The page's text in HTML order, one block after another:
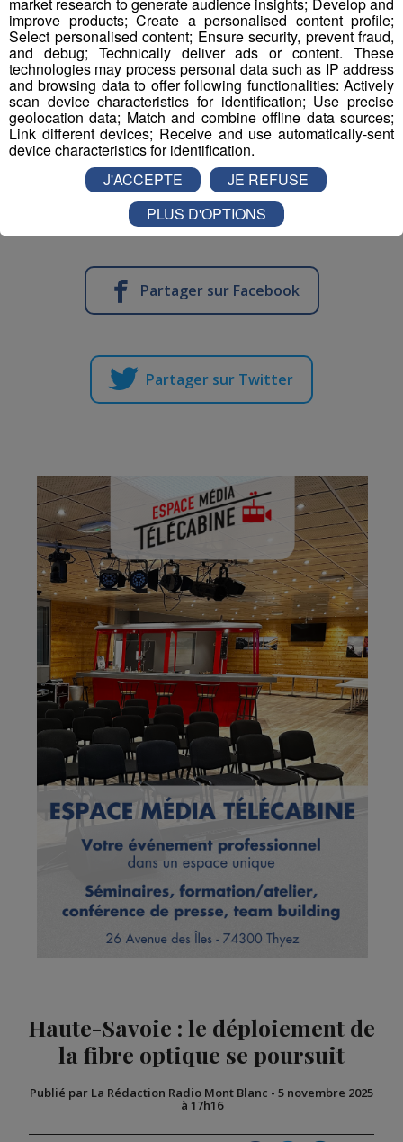
olympique : c'est en effet elle qui avait accueilli les Jeux
en 1992. 34 ans plus tard, Albertville se retrouvera donc
à nouveau sous le signe olympique.
Les instances olympiques en profiteront pour
transmettre officiellement le drapeau aux cinq anneaux
aux régions Auvergne-Rhône-Alpes et PACA qui
organiseront les Jeux olympiques et paralympiques
d'hiver en 2030. Cela symbolisera le passage de relais
entre Milan-Cortina et les Alpes françaises.
Partager sur Facebook
Partager sur Twitter
Haute-Savoie : le déploiement de
la fibre optique se poursuit
Publié par La Rédaction Radio Mont Blanc - 5 novembre 2025
à 17h16
improve products; Create a personalised content profile;
Select personalised content; Ensure security, prevent fraud,
and debug; Technically deliver ads or content. These
technologies may process personal data such as IP address
and browsing data to offer following functionalities: Actively
scan device characteristics for identification; Use precise
geolocation data; Match and combine offline data sources;
Link different devices; Receive and use automatically-sent
device characteristics for identification.
J'ACCEPTE
JE REFUSE
PLUS D'OPTIONS